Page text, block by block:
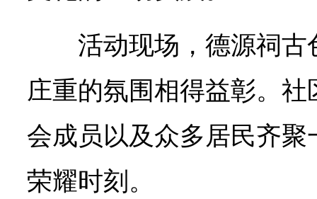
活动现场，德源祠
庄重的氛围相得益彰。
会成员以及众多居民齐
荣耀时刻。